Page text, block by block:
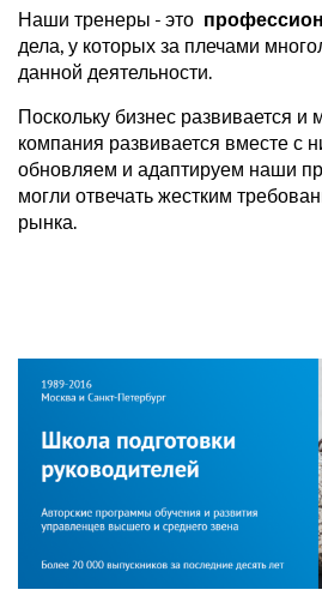
Наши тренеры - это
дела, у которых за плечами
данной деятельности.
Поскольку бизнес развивается и
компания развивается вместе с
обновляем и адаптируем наши
могли отвечать жестким
рынка.